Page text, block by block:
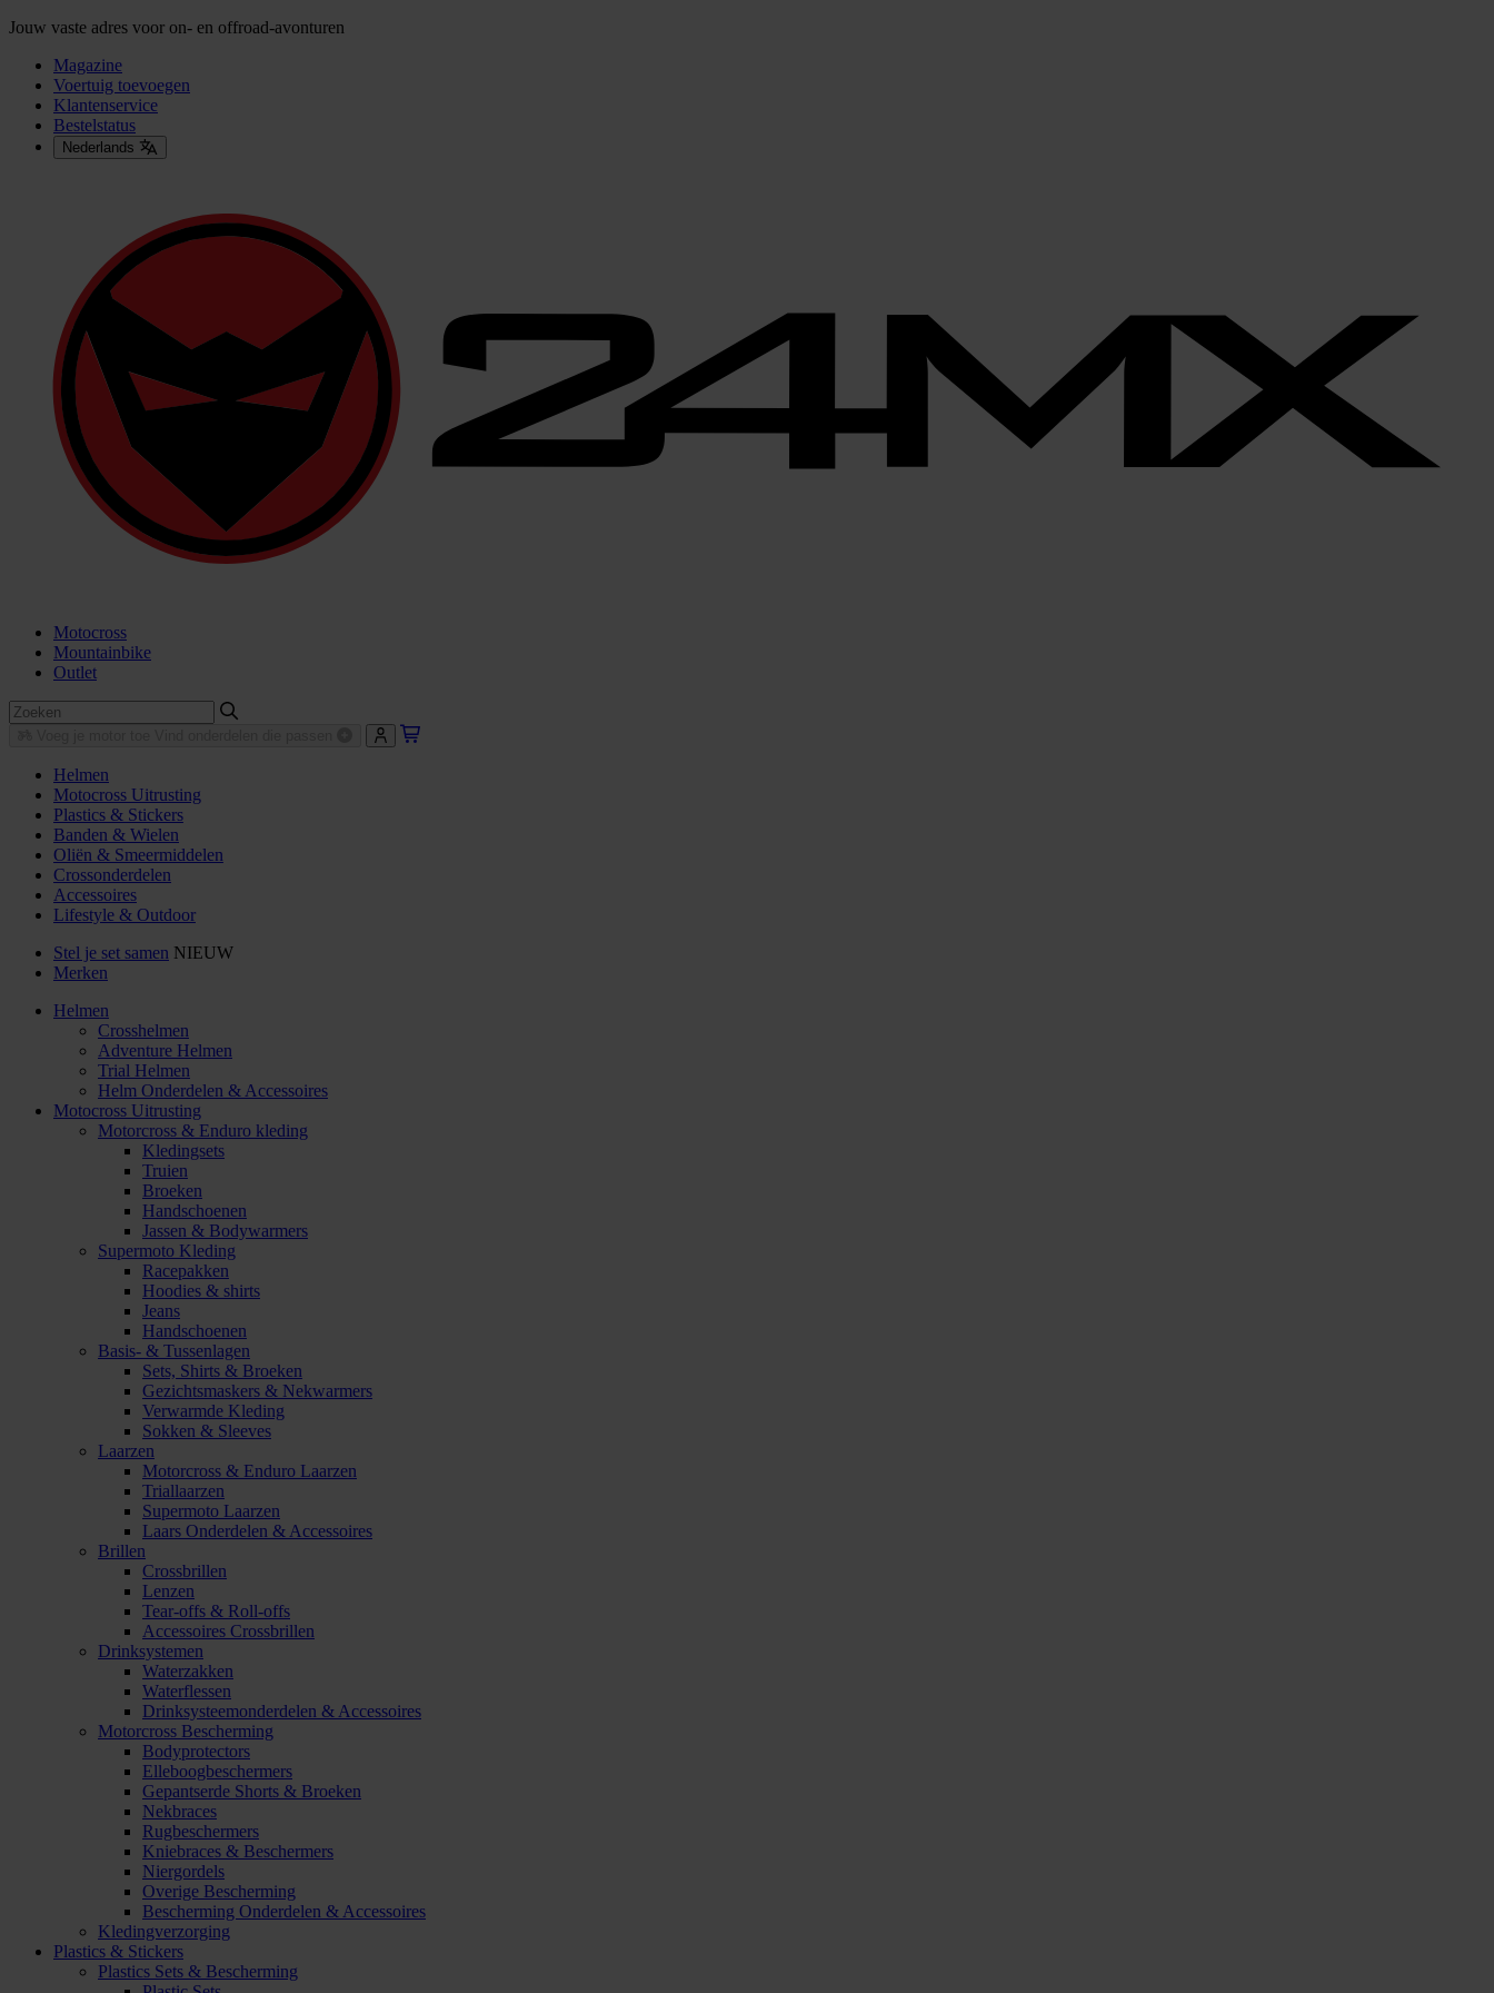
Jouw vaste adres voor on- en offroad-avonturen
Magazine
Voertuig toevoegen
Klantenservice
Bestelstatus
Nederlands
Motocross
Mountainbike
Outlet
Helmen
Motocross Uitrusting
Plastics & Stickers
Banden & Wielen
Oliën & Smeermiddelen
Crossonderdelen
Accessoires
Lifestyle & Outdoor
Stel je set samen NIEUW
Merken
Helmen
Crosshelmen
Adventure Helmen
Trial Helmen
Helm Onderdelen & Accessoires
Motocross Uitrusting
Motorcross & Enduro kleding
Kledingsets
Truien
Broeken
Handschoenen
Jassen & Bodywarmers
Supermoto Kleding
Racepakken
Hoodies & shirts
Jeans
Handschoenen
Basis- & Tussenlagen
Sets, Shirts & Broeken
Gezichtsmaskers & Nekwarmers
Verwarmde Kleding
Sokken & Sleeves
Laarzen
Motorcross & Enduro Laarzen
Triallaarzen
Supermoto Laarzen
Laars Onderdelen & Accessoires
Brillen
Crossbrillen
Lenzen
Tear-offs & Roll-offs
Accessoires Crossbrillen
Drinksystemen
Waterzakken
Waterflessen
Drinksysteemonderdelen & Accessoires
Motorcross Bescherming
Bodyprotectors
Elleboogbeschermers
Gepantserde Shorts & Broeken
Nekbraces
Rugbeschermers
Kniebraces & Beschermers
Niergordels
Overige Bescherming
Bescherming Onderdelen & Accessoires
Kledingverzorging
Plastics & Stickers
Plastics Sets & Bescherming